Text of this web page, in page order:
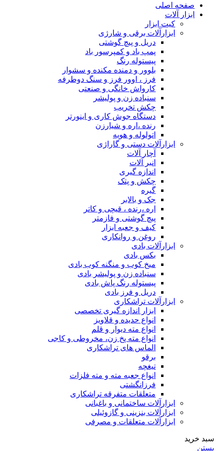
صفحه اصلی
ابزار آلات
کیت ابزار
ابزارآلات برقی و شارژی
دریل و پیچ گوشتی
پمپ باد و کمپرسور باد
پیستوله رنگ
بلوور و دمنده مکنده و سشوار
فرز ، اوور فرز و سنگ دوطرفه
کارواش خانگی و صنعتی
سنباده زن و پولیشر
چکش تخریب
دستگاه جوش کاری و اینورتر
رنده ،اره و شیارزن
اتولوله و هویه
ابزارآلات دستی و گاراژی
آچار آلات
انبر آلات
اندازه گیری
چکش و پتک
گیره
جک و بالابر
اره ،رنده ، قیچی و کاتر
پیچ گوشتی و فازمتر
کیف و جعبه ابزار
روغن و روانکاری
ابزارآلات بادی
بکس بادی
میخ کوب و منگنه کوب بادی
سنباده زن و پولیشر بادی
پیستوله رنگ پاش بادی
دریل و فرز بادی
ابزارآلات تراشکاری
ابزار اندازه گیری تخصصی
انواع حدیده و قلاویز
انواع مته دیوار و قلم
انواع مته پخ زن، مخروطی و کاجی
الماس های تراشکاری
برقو
تیغچه
انواع جعبه مته و مته فلزات
فرزانگشتی
متعلقات متفرقه تراشکاری
ابزارآلات ساختمانی و باغبانی
ابزارآلات بنزینی و گازوئیلی
ابزارآلات متعلقات و مصرفی
سبد خرید
بستن